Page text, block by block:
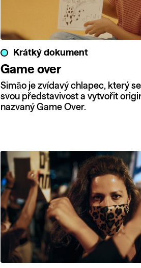
Krátký dokument
Game over
Simão je zvídavý chlapec, který
svou představivost a vytvořit
nazvaný Game Over.